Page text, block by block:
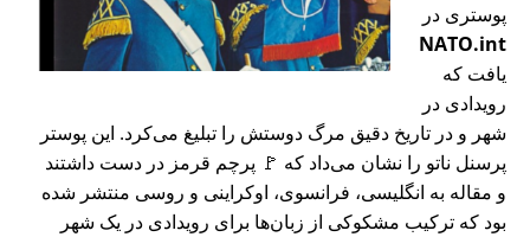
پوستری در
NATO.int
یافت که
رویدادی در
شهر و در تاریخ دقیق مرگ دوستش را تبلیغ می‌کرد. این پوستر
پرسنل ناتو را نشان می‌داد که 🚩 پرچم قرمز در دست داشتند
و مقاله به انگلیسی، فرانسوی، اوکراینی و روسی منتشر شده
بود که ترکیب مشکوکی از زبان‌ها برای رویدادی در یک شهر